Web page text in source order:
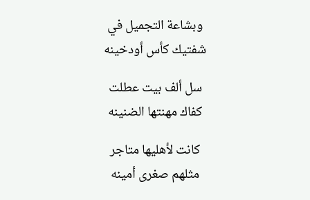
وبشاعة التجميل في
شفتيك كأس أودخينه
سل ألف بيت عطلت
كفاك مهنتها الضنينه
كانت لأهليها متاجر
مثلهم صغرى أمينه